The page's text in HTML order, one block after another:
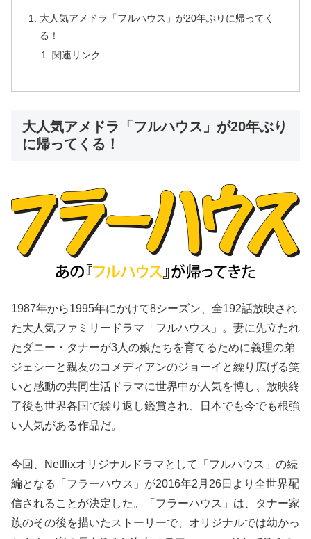
大人気アメドラ「フルハウス」が20年ぶりに帰ってく
る！
関連リンク
大人気アメドラ「フルハウス」が20年ぶり
に帰ってくる！
1987年から1995年にかけて8シーズン、全192話放映され
た大人気ファミリードラマ「フルハウス」。妻に先立たれ
たダニー・タナーが3人の娘たちを育てるために義理の弟
ジェシーと親友のコメディアンのジョーイと繰り広げる笑
いと感動の共同生活ドラマに世界中が人気を博し、放映終
了後も世界各国で繰り返し鑑賞され、日本でも今でも根強
い人気がある作品だ。
今回、Netflixオリジナルドラマとして「フルハウス」の続
編となる「フラーハウス」が2016年2月26日より全世界配
信されることが決定した。「フラーハウス」は、タナー家
族のその後を描いたストーリーで、オリジナルでは幼かっ